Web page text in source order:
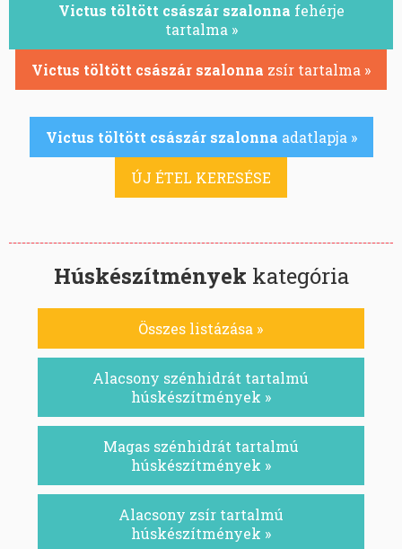
Victus töltött császár szalonna fehérje
tartalma »
Victus töltött császár szalonna zsír tartalma »
Victus töltött császár szalonna adatlapja »
ÚJ ÉTEL KERESÉSE
Húskészítmények kategória
Összes listázása »
Alacsony szénhidrát tartalmú
húskészítmények »
Magas szénhidrát tartalmú
húskészítmények »
Alacsony zsír tartalmú
húskészítmények »